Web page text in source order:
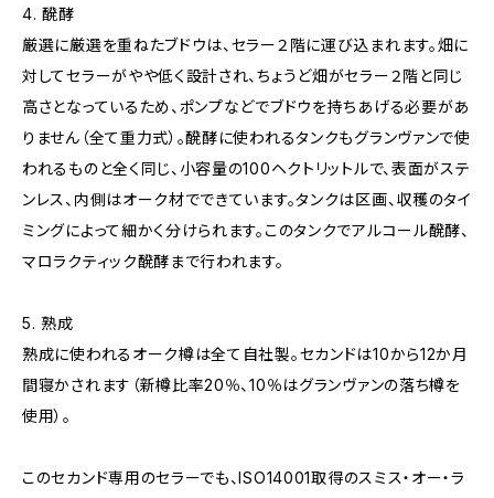
4. 醗酵
厳選に厳選を重ねたブドウは、セラー２階に運び込まれます。畑に
対してセラーがやや低く設計され、ちょうど畑がセラー２階と同じ
高さとなっているため、ポンプなどでブドウを持ちあげる必要があ
りません（全て重力式）。醗酵に使われるタンクもグランヴァンで使
われるものと全く同じ、小容量の100ヘクトリットルで、表面がステ
ンレス、内側はオーク材でできています。タンクは区画、収穫のタイ
ミングによって細かく分けられます。このタンクでアルコール醗酵、
マロラクティック醗酵まで行われます。
5. 熟成
熟成に使われるオーク樽は全て自社製。セカンドは10から12か月
間寝かされます（新樽比率20％、10％はグランヴァンの落ち樽を
使用）。
このセカンド専用のセラーでも、ISO14001取得のスミス・オー・ラ